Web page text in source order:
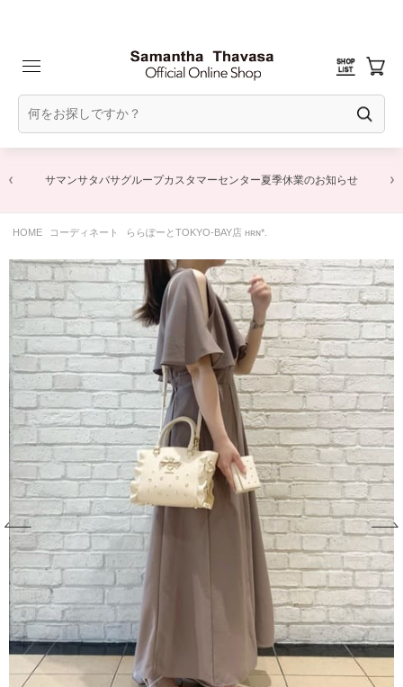
サマンサタバサグループカスタマーセンター夏季休業のお知らせ
HOME コーディネート ららぽーとTOKYO-BAY店 ʜʀɴ*.